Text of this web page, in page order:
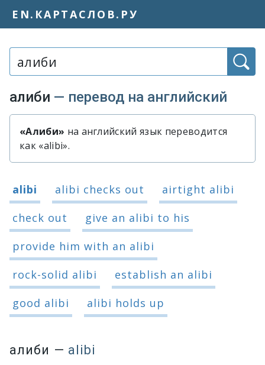
EN.КАРТАСЛОВ.РУ
Слово или фраза:
алиби — перевод на английский
Быстрый перевод слова «алиби»
«Алиби» на английский язык переводится
как «alibi».
Варианты перевода слова «алиби»
alibi alibi checks out
airtight alibi
check out
give an alibi to his
provide him with an alibi
rock-solid alibi
establish an alibi
good alibi
alibi holds up
алиби — alibi